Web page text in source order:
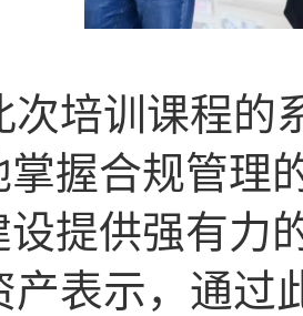
次培训课程的
掌握合规管理
设提供强有力
产表示，通过